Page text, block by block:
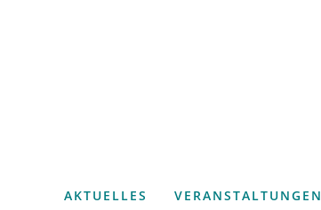
AKTUELLES VERANSTALTUNGEN